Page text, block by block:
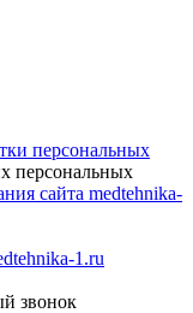
персональных
персональных
сайта medtehnika-
1.ru
звонок